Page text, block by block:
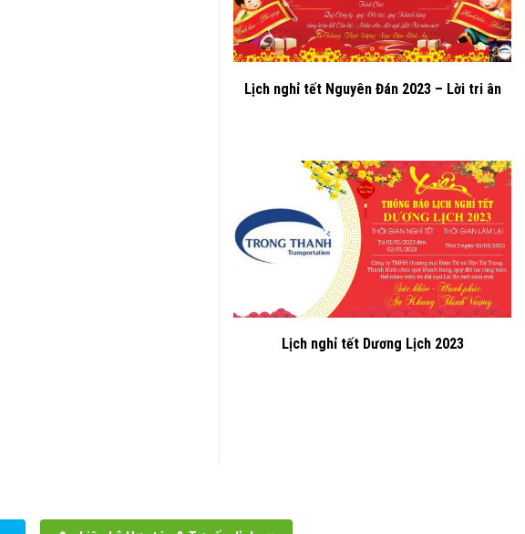
Lịch nghỉ tết Nguyên Đán 2023 – Lời tri ân
Lịch nghỉ tết Dương Lịch 2023